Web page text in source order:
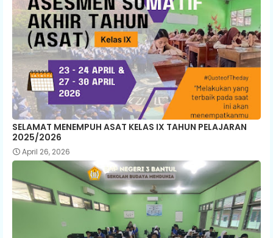
SELAMAT MENEMPUH ASAT KELAS IX TAHUN PELAJARAN
2025/2026
April 26, 2026